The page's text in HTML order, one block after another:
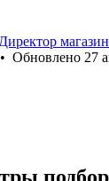
• Обновлено 27